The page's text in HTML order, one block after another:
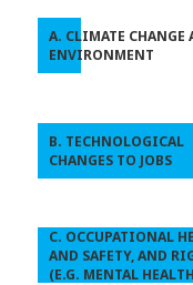
A. CLIMATE CHANGE
ENVIRONMENT
B. TECHNOLOGICAL
CHANGES TO JOBS
C. OCCUPATIONAL
AND SAFETY, AND
(E.G. MENTAL